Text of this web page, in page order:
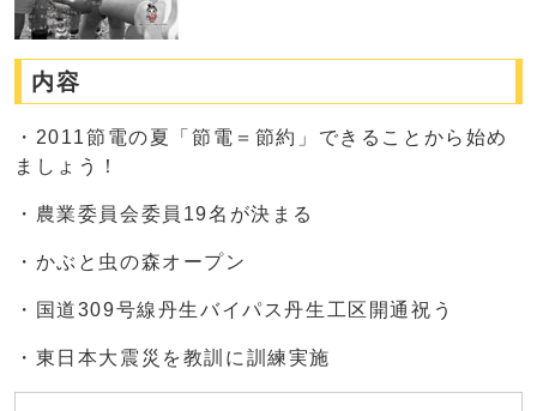
内容
・2011節電の夏「節電＝節約」できることから始め
ましょう！
・農業委員会委員19名が決まる
・かぶと虫の森オープン
・国道309号線丹生バイパス丹生工区開通祝う
・東日本大震災を教訓に訓練実施